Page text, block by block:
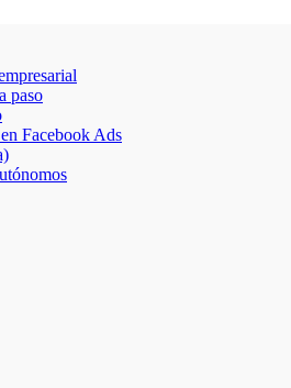
paso
Facebook Ads